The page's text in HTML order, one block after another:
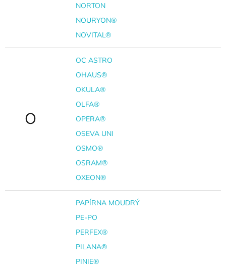
NORTON
NOURYON®
NOVITAL®
O
OC ASTRO
OHAUS®
OKULA®
OLFA®
OPERA®
OSEVA UNI
OSMO®
OSRAM®
OXEON®
PAPÍRNA MOUDRÝ
PE-PO
PERFEX®
PILANA®
PINIE®